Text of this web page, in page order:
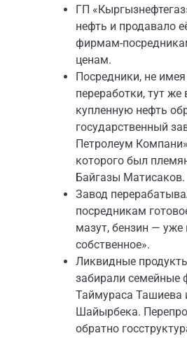
ГП
нефть и продавало
фирмам-
ценам.
Посредники, не
переработки, тут
купленную нефть
государственный
Петролеум
которого был
Байгазы Матисаков.
Завод
посредникам
мазут, бензин — уже
собственное».
Ликвидные
забирали семейные
Таймураса Ташиева
Шайырбека.
обратно